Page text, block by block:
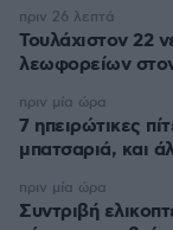
Τουλάχιστον 22
λεωφορείων
πριν 26 λεπτά
7 ηπειρώτικες
μπατσαριά, και
πριν μία ώρα
Συντριβή
πριν μία ώρα